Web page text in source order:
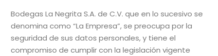
Bodegas La Negrita S.A. de C.V. que en lo sucesivo se
denomina como “La Empresa”, se preocupa por la
seguridad de sus datos personales, y tiene el
compromiso de cumplir con la legislación vigente